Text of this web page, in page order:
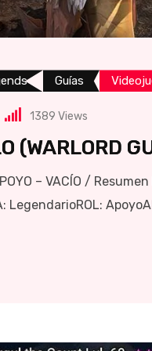
Guías
1389 Views
(WARLORD
– VACÍO /
LegendarioROL: